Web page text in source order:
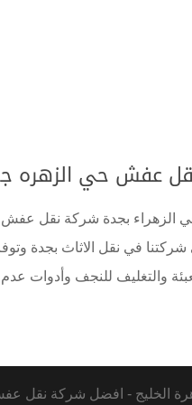
الزهره جدة 0555583146 خصم 40%
الزهراء بجدة شركة نقل
في نقل الاثاث بجدة
والتغليف للنجف وأدوات عدم
الخليج - افضل شركة نقل عفش بجدة